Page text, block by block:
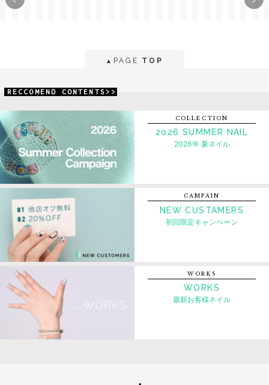
▲ PAGE TOP
RECCOMEND CONTENTS>>
COLLECTION
2026 SUMMER NAIL
2026年 夏ネイル
CAMPAIN
NEW CUSTAMERS
初回限定キャンペーン
WORKS
WORKS
最新お客様ネイル